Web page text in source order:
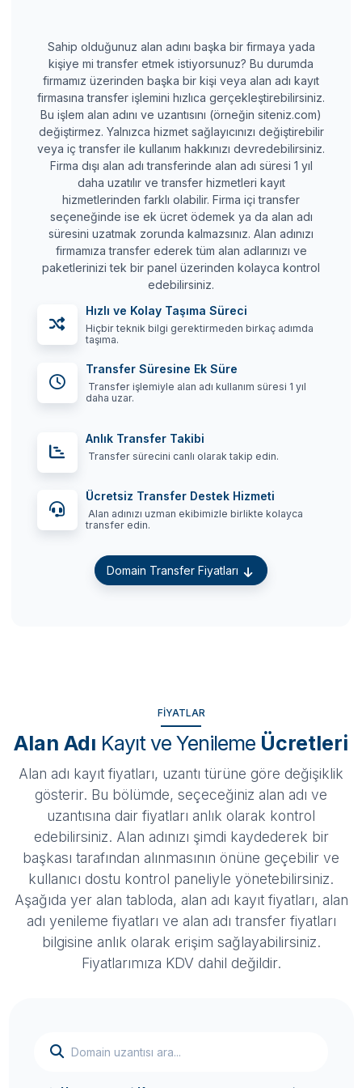
Sahip olduğunuz alan adını başka bir firmaya yada
kişiye mi transfer etmek istiyorsunuz? Bu durumda
firmamız üzerinden başka bir kişi veya alan adı kayıt
firmasına transfer işlemini hızlıca gerçekleştirebilirsiniz.
Bu işlem alan adını ve uzantısını (örneğin siteniz.com)
değiştirmez. Yalnızca hizmet sağlayıcınızı değiştirebilir
veya iç transfer ile kullanım hakkınızı devredebilirsiniz.
Firma dışı alan adı transferinde alan adı süresi 1 yıl
daha uzatılır ve transfer hizmetleri kayıt
hizmetlerinden farklı olabilir. Firma içi transfer
seçeneğinde ise ek ücret ödemek ya da alan adı
süresini uzatmak zorunda kalmazsınız. Alan adınızı
firmamıza transfer ederek tüm alan adlarınızı ve
paketlerinizi tek bir panel üzerinden kolayca kontrol
edebilirsiniz.
Hızlı ve Kolay Taşıma Süreci
Hiçbir teknik bilgi gerektirmeden birkaç adımda
taşıma.
Transfer Süresine Ek Süre
Transfer işlemiyle alan adı kullanım süresi 1 yıl
daha uzar.
Anlık Transfer Takibi
Transfer sürecini canlı olarak takip edin.
Ücretsiz Transfer Destek Hizmeti
Alan adınızı uzman ekibimizle birlikte kolayca
transfer edin.
Domain Transfer Fiyatları
FIYATLAR
Alan Adı Kayıt ve Yenileme Ücretleri
Alan adı kayıt fiyatları, uzantı türüne göre değişiklik
gösterir. Bu bölümde, seçeceğiniz alan adı ve
uzantısına dair fiyatları anlık olarak kontrol
edebilirsiniz. Alan adınızı şimdi kaydederek bir
başkası tarafından alınmasının önüne geçebilir ve
kullanıcı dostu kontrol paneliyle yönetebilirsiniz.
Aşağıda yer alan tabloda, alan adı kayıt fiyatları, alan
adı yenileme fiyatları ve alan adı transfer fiyatları
bilgisine anlık olarak erişim sağlayabilirsiniz.
Fiyatlarımıza KDV dahil değildir.